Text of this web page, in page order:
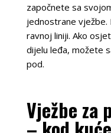
započnete sa
jednostrane
ravnoj liniji. Ako
dijelu leđa, možete
pod.
Vježbe za